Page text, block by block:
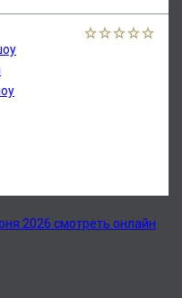
2026 смотреть онлайн